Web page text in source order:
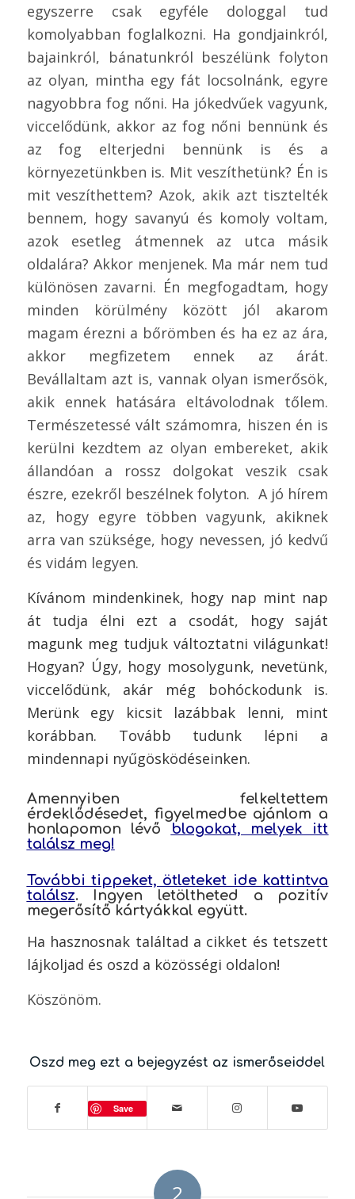
egyszerre csak egyféle dologgal tud
komolyabban foglalkozni. Ha gondjainkról,
bajainkról, bánatunkról beszélünk folyton
az olyan, mintha egy fát locsolnánk, egyre
nagyobbra fog nőni. Ha jókedvűek vagyunk,
viccelődünk, akkor az fog nőni bennünk és
az fog elterjedni bennünk is és a
környezetünkben is. Mit veszíthetünk? Én is
mit veszíthettem? Azok, akik azt tisztelték
bennem, hogy savanyú és komoly voltam,
azok esetleg átmennek az utca másik
oldalára? Akkor menjenek. Ma már nem tud
különösen zavarni. Én megfogadtam, hogy
minden körülmény között jól akarom
magam érezni a bőrömben és ha ez az ára,
akkor megfizetem ennek az árát.
Bevállaltam azt is, vannak olyan ismerősök,
akik ennek hatására eltávolodnak tőlem.
Természetessé vált számomra, hiszen én is
kerülni kezdtem az olyan embereket, akik
állandóan a rossz dolgokat veszik csak
észre, ezekről beszélnek folyton. A jó hírem
az, hogy egyre többen vagyunk, akiknek
arra van szüksége, hogy nevessen, jó kedvű
és vidám legyen.
Kívánom mindenkinek, hogy nap mint nap
át tudja élni ezt a csodát, hogy saját
magunk meg tudjuk változtatni világunkat!
Hogyan? Úgy, hogy mosolygunk, nevetünk,
viccelődünk, akár még bohóckodunk is.
Merünk egy kicsit lazábbak lenni, mint
korábban. Tovább tudunk lépni a
mindennapi nyűgösködéseinken.
Amennyiben felkeltettem
érdeklődésedet, figyelmedbe ajánlom a
honlapomon lévő
blogokat, melyek itt
találsz meg!
További tippeket, ötleteket ide kattintva
találsz. Ingyen letöltheted a pozitív
megerősítő kártyákkal együtt.
Ha hasznosnak találtad a cikket és tetszett
lájkoljad és oszd a közösségi oldalon!
Köszönöm.
Oszd meg ezt a bejegyzést az ismerőseiddel
Save
2